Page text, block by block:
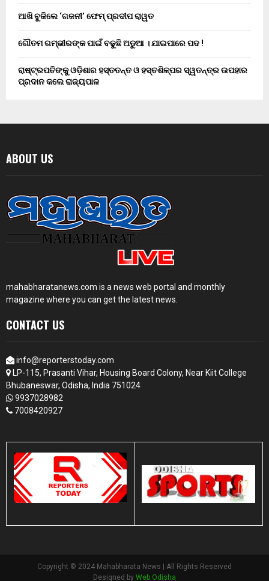
ଆଖି ବୁଜିଲେ ‘ଗଜନୀ’ ଫେମ୍ ପ୍ରଦୀପ ରାୱତ
ଗୌତମ ଗମ୍ଭୀରଙ୍କ ପାଇଁ ବଢୁଛି ଅଡୁଆ । ଯାଇପାରେ ପଦ !
ରାଷ୍ଟ୍ରପତିଙ୍କୁ ଓଡ଼ିଶାର ହସ୍ତତନ୍ତ ଓ ହସ୍ତଶିଳ୍ପର ସ୍ୱତନ୍ତ୍ର ଉପହାର
ପ୍ରଦାନ କଲେ ରାଜ୍ୟପାଳ
ABOUT US
mahabharatanews.com is a news web portal and monthly
magazine where you can get the latest news.
CONTACT US
info@reporterstoday.com
LP-115, Prasanti Vihar, Housing Board Colony, Near Kiit College
Bhubaneswar, Odisha, India 751024
9937028982
7008420927
Copyright © 2024 Mahabharata News | All Rights Reserved
Designed by Web Odisha